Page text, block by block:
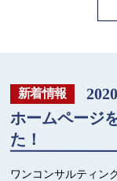
新着情報
ホームページ
た！
ワンコンサルティン